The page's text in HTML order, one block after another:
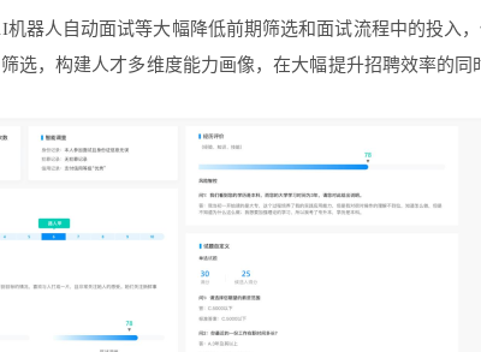
器人自动面试等大幅降低前期筛选和面试流程中的投
选，构建人才多维度能力画像，在大幅提升招聘效率的同